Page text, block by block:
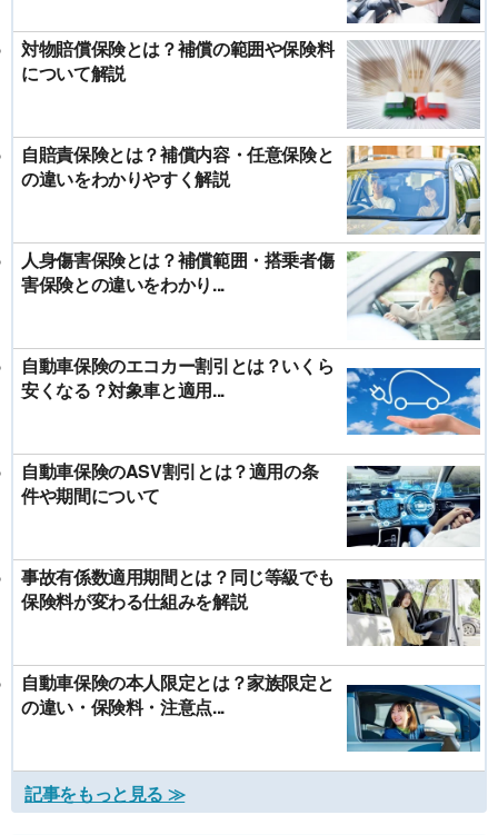
対物賠償保険とは？補償の範囲や保険料
について解説
自賠責保険とは？補償内容・任意保険と
の違いをわかりやすく解説
人身傷害保険とは？補償範囲・搭乗者傷
害保険との違いをわかり...
自動車保険のエコカー割引とは？いくら
安くなる？対象車と適用...
自動車保険のASV割引とは？適用の条
件や期間について
事故有係数適用期間とは？同じ等級でも
保険料が変わる仕組みを解説
自動車保険の本人限定とは？家族限定と
の違い・保険料・注意点...
記事をもっと見る ≫